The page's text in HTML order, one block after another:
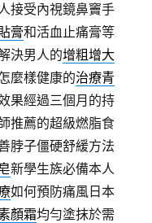
接受內視鏡鼻竇手
膏和活血止痛膏等
決男人的增粗增大
麼樣健康的治療青
果經過三個月的持
推薦的超級燃脂食
脖子僵硬舒緩方法
新學生族必備本人
如何預防痛風日本
顏霜均勻塗抹於需